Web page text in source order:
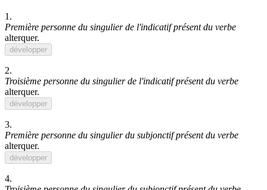
1.
Première personne du singulier de l'indicatif présent du verbe
alterquer.
développer
2.
Troisième personne du singulier de l'indicatif présent du verbe
alterquer.
développer
3.
Première personne du singulier du subjonctif présent du verbe
alterquer.
développer
4.